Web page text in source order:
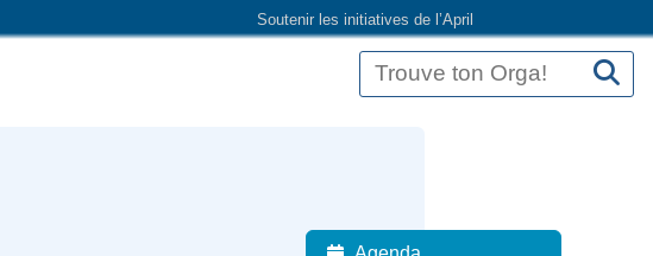
Soutenir les initiatives de l’April